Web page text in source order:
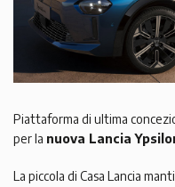
Piattaforma di ultima
per la nuova Lancia
La piccola di Casa Lancia